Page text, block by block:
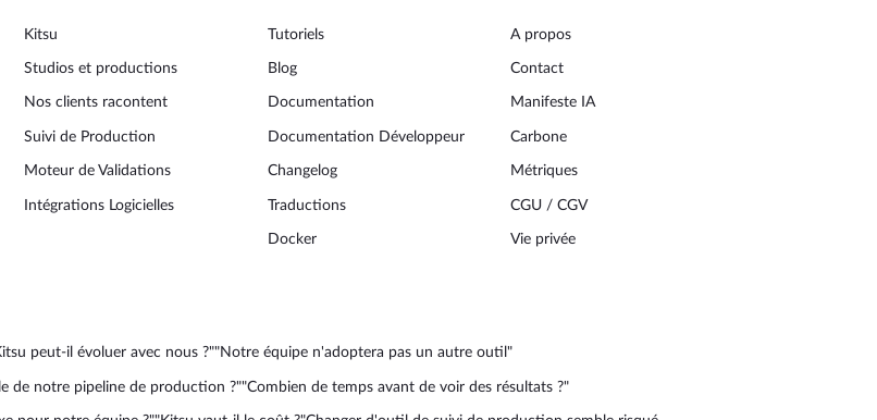
Kitsu
Studios et productions
Nos clients racontent
Suivi de Production
Moteur de Validations
Intégrations Logicielles
Tutoriels
Blog
Documentation
Documentation Développeur
Changelog
Traductions
Docker
A propos
Contact
Manifeste IA
Carbone
Métriques
CGU / CGV
Vie privée
peut-il évoluer avec nous ?""Notre équipe n'adoptera pas un autre outil"
de notre pipeline de production ?""Combien de temps avant de voir des résultats ?"